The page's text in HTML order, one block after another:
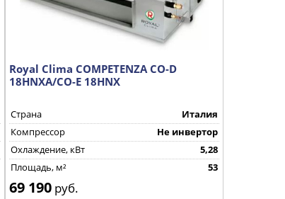
Royal Clima COMPETENZA CO-D
18HNXA/CO-E 18HNX
Страна
Италия
Компрессор
Не инвертор
Охлаждение, кВт
5,28
Площадь, м²
53
69 190 руб.